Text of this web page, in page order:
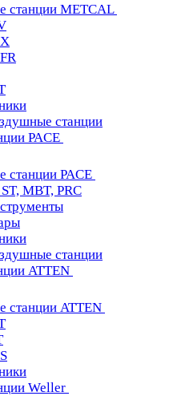
станции METCAL
станции
PACE
станции PACE
MBT, PRC
станции
ATTEN
станции ATTEN
Weller